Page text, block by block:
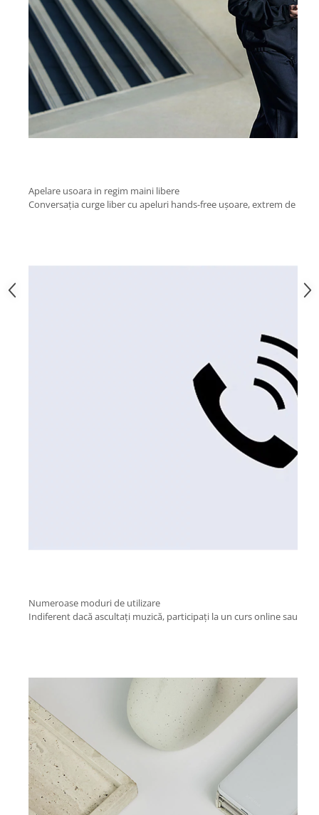
Apelare usoara in regim maini libere
Conversația curge liber cu apeluri hands-free ușoare, extrem de
Numeroase moduri de utilizare
Indiferent dacă ascultați muzică, participați la un curs online sau